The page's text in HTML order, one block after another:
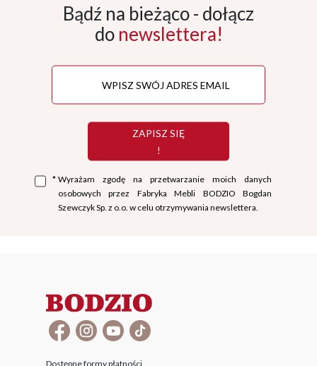
Bądź na bieżąco - dołącz
do newslettera!
ZAPISZ SIĘ
!
* Wyrażam zgodę na przetwarzanie moich danych
osobowych przez Fabryka Mebli BODZIO Bogdan
Szewczyk Sp. z o.o. w celu otrzymywania newslettera.
Dostępne formy płatności